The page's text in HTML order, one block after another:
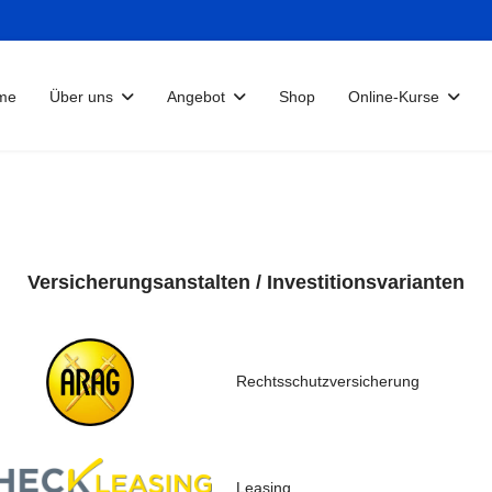
Über uns Angebot Shop Online-Kurse
Versicherungsanstalten / Investitionsvarianten
Rechtsschutzversicherung
Leasing